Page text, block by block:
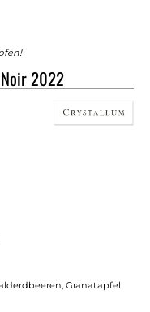
2022
Granatapfel